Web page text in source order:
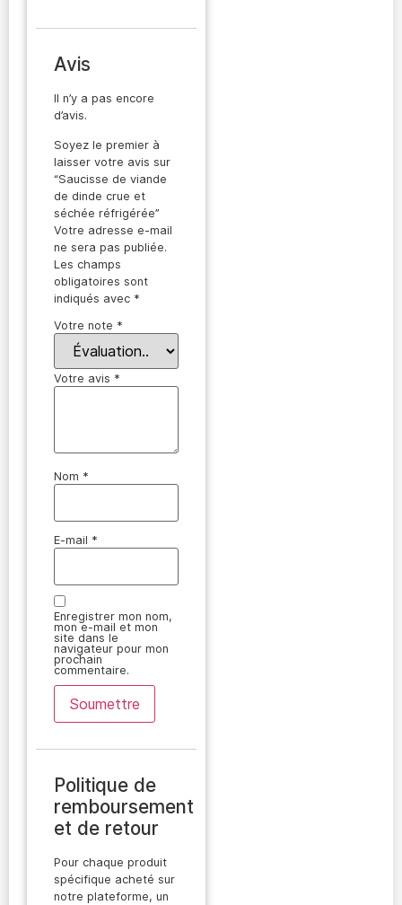
Avis
Il n’y a pas encore
d’avis.
Soyez le premier à
laisser votre avis sur
“Saucisse de viande
de dinde crue et
séchée réfrigérée”
Votre adresse e-mail
ne sera pas publiée.
Les champs
obligatoires sont
indiqués avec *
Votre note *
Votre avis *
Nom *
E-mail *
Enregistrer mon nom,
mon e-mail et mon
site dans le
navigateur pour mon
prochain
commentaire.
Politique de
remboursement
et de retour
Pour chaque produit
spécifique acheté sur
notre plateforme, un